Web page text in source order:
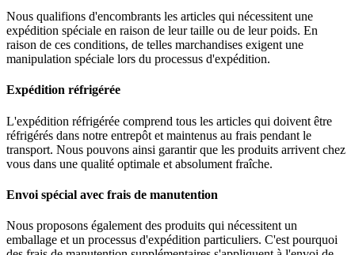
Nous qualifions d'encombrants les articles qui nécessitent une
expédition spéciale en raison de leur taille ou de leur poids. En
raison de ces conditions, de telles marchandises exigent une
manipulation spéciale lors du processus d'expédition.
Expédition réfrigérée
L'expédition réfrigérée comprend tous les articles qui doivent être
réfrigérés dans notre entrepôt et maintenus au frais pendant le
transport. Nous pouvons ainsi garantir que les produits arrivent chez
vous dans une qualité optimale et absolument fraîche.
Envoi spécial avec frais de manutention
Nous proposons également des produits qui nécessitent un
emballage et un processus d'expédition particuliers. C'est pourquoi